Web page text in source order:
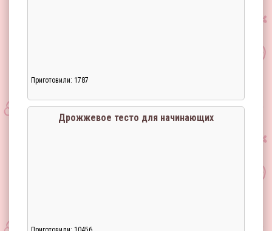
Приготовили: 1787
Дрожжевое тесто для начинающих